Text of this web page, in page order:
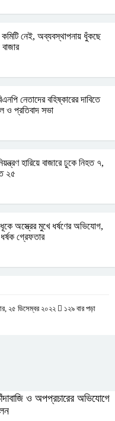
নেই, অব্যবস্থাপনায় ধুঁকছে
নেতাদের বহিষ্কারের দাবিতে
ও প্রতিবাদ সভা
হারিয়ে বাজারে ঢুকে নিহত ৭,
২৫
অস্ত্রের মুখে ধর্ষণের অভিযোগ,
ধর্ষক গ্রেফতার
২৫ ডিসেম্বর ২০২২
১২৯ বার পড়া
ও অপপ্রচারের অভিযোগে